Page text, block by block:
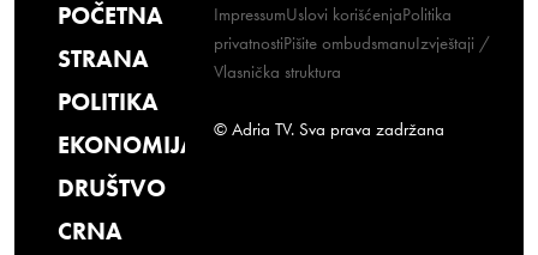
POČETNA
STRANA
POLITIKA
EKONOMIJA
DRUŠTVO
CRNA
ImpressumUslovi korišćenjaPolitika
privatnostiPišite ombudsmanuIzvještaji /
Vlasnička struktura
© Adria TV. Sva prava zadržana